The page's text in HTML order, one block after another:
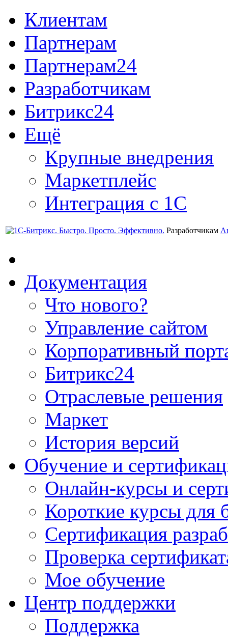
Клиентам
Партнерам
Партнерам24
Разработчикам
Битрикс24
Ещё
Крупные внедрения
Маркетплейс
Интеграция с 1С
Разработчикам
Документация
Что нового?
Управление сайтом
Корпоративный
Битрикс24
Отраслевые решения
Маркет
История версий
Обучение и
Онлайн-курсы и
Короткие курсы для
Сертификация
Проверка
Мое обучение
Центр поддержки
Поддержка